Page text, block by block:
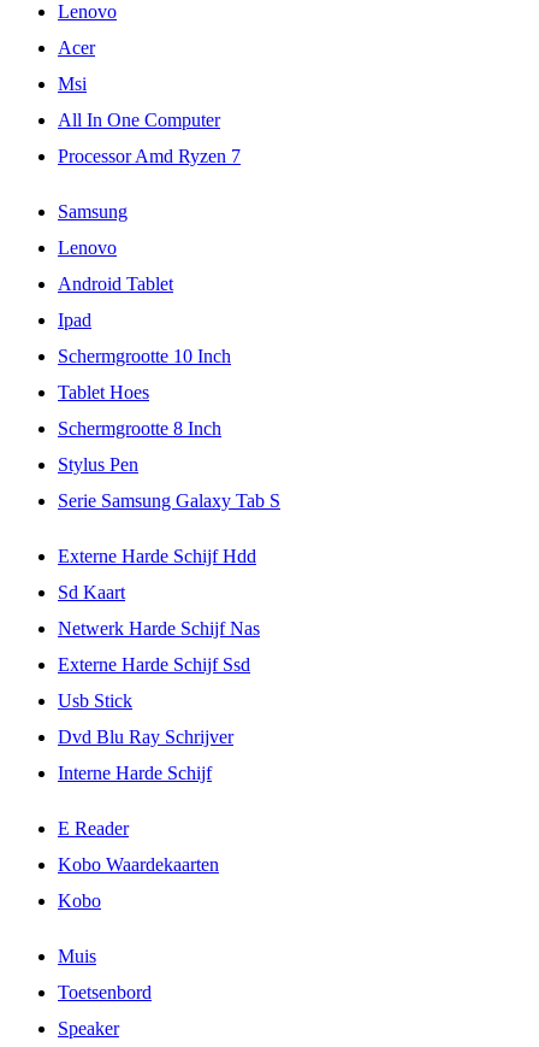
Lenovo
Acer
Msi
All In One Computer
Processor Amd Ryzen 7
Samsung
Lenovo
Android Tablet
Ipad
Schermgrootte 10 Inch
Tablet Hoes
Schermgrootte 8 Inch
Stylus Pen
Serie Samsung Galaxy Tab S
Externe Harde Schijf Hdd
Sd Kaart
Netwerk Harde Schijf Nas
Externe Harde Schijf Ssd
Usb Stick
Dvd Blu Ray Schrijver
Interne Harde Schijf
E Reader
Kobo Waardekaarten
Kobo
Muis
Toetsenbord
Speaker